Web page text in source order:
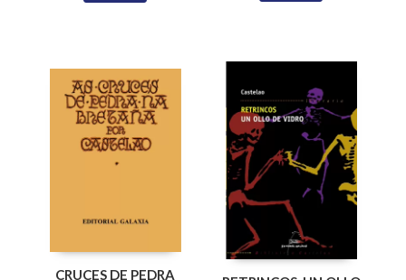
CRUCES DE PEDRA